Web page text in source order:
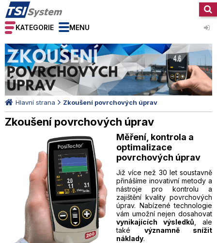
KATEGORIE MENU
Hlavní strana Zkoušení povrchových úprav
Zkoušení povrchových úprav
Měření, kontrola a
optimalizace
povrchových úprav
Již více než 30 let soustavně
přinášíme inovativní metody a
nástroje pro kontrolu a
zajištění kvality povrchových
úprav. Nabízené technologie
vám umožní nejen dosahovat
vynikajících výsledků , ale
také významně snížit
náklady.